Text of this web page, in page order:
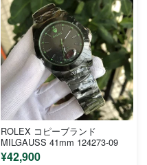
ROLEX コピーブランド
MILGAUSS 41mm 124273-09
¥42,900